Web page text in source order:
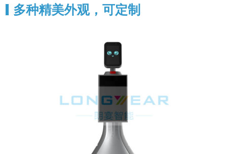
多种精美外观，可定制